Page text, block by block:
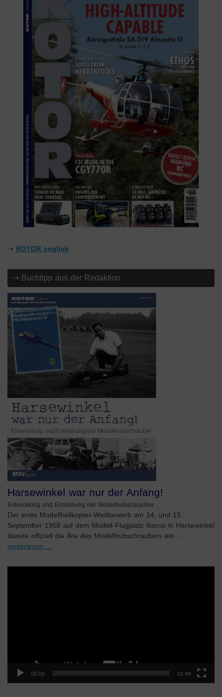
⇢ ROTOR english
⇢ Buchtipp aus der Redaktion
Harsewinkel war nur der Anfang!
Entwicklung und Entstehung der Modellhubschrauber
Der erste Modellhelikopter-Wettbewerb am 14. und 15.
September 1968 auf dem Modell-Flugplatz Ikarus in Harsewinkel
läutete offiziell die Ära des Modellhubschraubers ein …
weiterlesen …
00:00 01:49